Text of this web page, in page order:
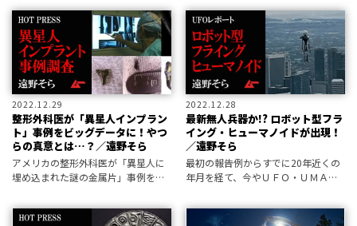
リン・オブジェクト)”＝ＵＳＯ。 近
年、その活動が活発化しているの
か、目撃事例は急増の一途を辿って
い
伸一郎がセレクトした〝世界の新七
不思議〟をご案内！ 今回は〝ＵＦ
Ｏ・異星人の七不思議〟に選定した
なかから、
2022.12.29
整形外科医が「異星人インプラン
ト」事例をビッグデータに！やつ
らの真意とは…？／遠野そら
アメリカの整形外科医が「異星人に
埋め込まれた謎の金属片」事例を収
ちている。地球上の物質とは思えな
いそれらのビッグデータが意味する
2022.12.28
最新無人兵器か!? ロボット型フラ
イング・ヒューマノイドが出現！
／遠野そら
最初の報告例からすでに20年近くの
年月を経て、今やＵＦＯ・ＵＭＡの
ライング・ヒューマノイド。 近年、
世界各地で目撃報告が急増している